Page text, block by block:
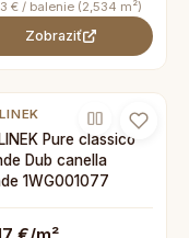
€ / balenie (2,534 m²)
Zobraziť
Pure classico
Dub canella
1WG001077